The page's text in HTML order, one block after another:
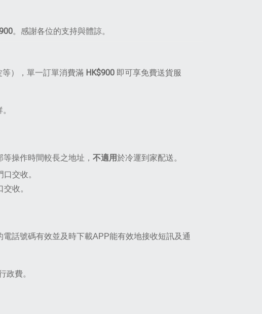
。感謝各位的支持與體諒。
），單一訂單消費滿 HK$900 即可享免費送貨服
操作時間較長之地址， 不適用於冷運到家配送。
口交收。
收。
話號碼有效並及時下載APP能有效地接收短訊及通
政費。